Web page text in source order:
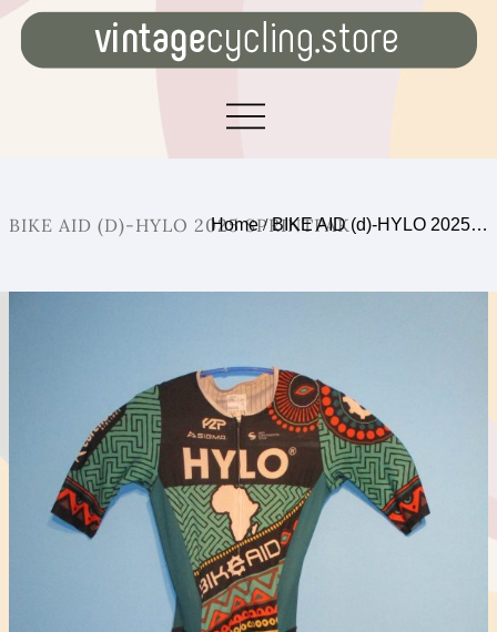
BIKE AID (D)-HYLO 2025 SPRINTPAK
Home/BIKE AID (d)-HYLO 2025…